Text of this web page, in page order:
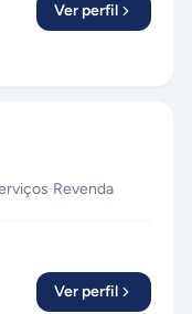
Ver perfil
·Revenda
Ver perfil